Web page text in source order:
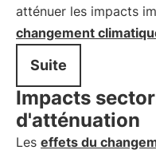
atténuer les impacts
changement
Suite
Impacts
d'atténuation
Les effets du